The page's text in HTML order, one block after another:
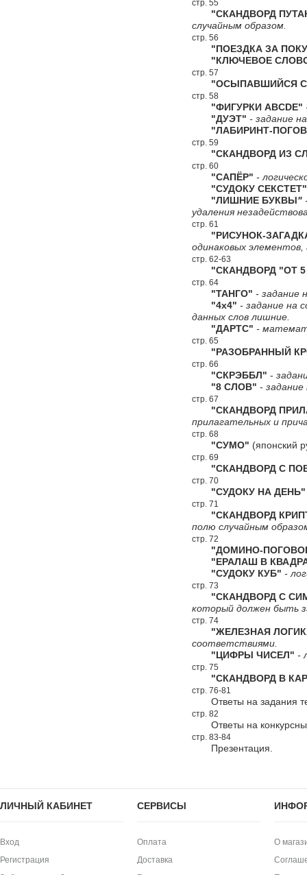
стр. 55
"СКАНДВОРД
случайным образом.
стр. 56
"ПОЕЗДКА ЗА
"КЛЮЧЕВОЕ
стр. 57
"ОСЫПАВШИЙСЯ
стр. 58
"ФИГУРКИ ABCDE"
"ДУЭТ" - задание
"ЛАБИРИНТ-
стр. 59
"СКАНДВОРД ИЗ
стр. 60
"САПЁР" -
"СУДОКУ СЕКСТЕТ"
"ЛИШНИЕ БУКВЫ"
удаления
стр. 61
"РИСУНОК-
одинаковых
стр. 62-63
"СКАНДВОРД "ОТ 5
стр. 64
"ТАНГО" - задание
"4х4" - задание на
данных слов лишние.
"ДАРТС" -
стр. 65
"РАЗОБРАННЫЙ
стр. 66
"СКРЭББЛ" -
"8 СЛОВ" - задание
стр. 67
"СКАНДВОРД
прилагательных и
стр. 68
"СУМО" (японский
стр. 69
"СКАНДВОРД С
стр. 70
"СУДОКУ НА ДЕНЬ"
стр. 71
"СКАНДВОРД
полю случайным
стр. 72
"ДОМИНО-
"ЕРАЛАШ В
"СУДОКУ КУБ" -
стр. 73
"СКАНДВОРД С
который должен быть
стр. 74
"ЖЕЛЕЗНАЯ
соответствиями.
"ЦИФРЫ ЧИСЕЛ" -
стр. 75
"СКАНДВОРД В
стр. 76-81
Ответы на задания
стр. 82
Ответы на
стр. 83-84
Презентация.
ЛИЧНЫЙ КАБИНЕТ
Вход
Регистрация
СЕРВИСЫ
Оплата
Доставка
О